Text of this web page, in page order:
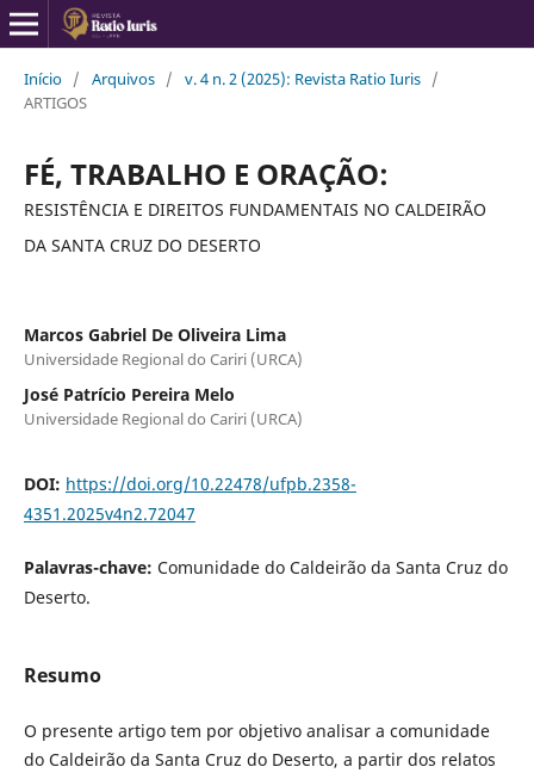
Início / Arquivos / v. 4 n. 2 (2025): Revista Ratio Iuris /
ARTIGOS
FÉ, TRABALHO E ORAÇÃO:
RESISTÊNCIA E DIREITOS FUNDAMENTAIS NO CALDEIRÃO
DA SANTA CRUZ DO DESERTO
Marcos Gabriel De Oliveira Lima
Universidade Regional do Cariri (URCA)
José Patrício Pereira Melo
Universidade Regional do Cariri (URCA)
DOI: https://doi.org/10.22478/ufpb.2358-
4351.2025v4n2.72047
Palavras-chave: Comunidade do Caldeirão da Santa Cruz do
Deserto.
Resumo
O presente artigo tem por objetivo analisar a comunidade
do Caldeirão da Santa Cruz do Deserto, a partir dos relatos